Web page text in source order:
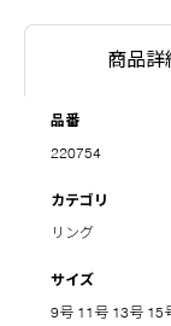
商品詳
品番
220754
カテゴリ
リング
サイズ
9号 11号 13号 15